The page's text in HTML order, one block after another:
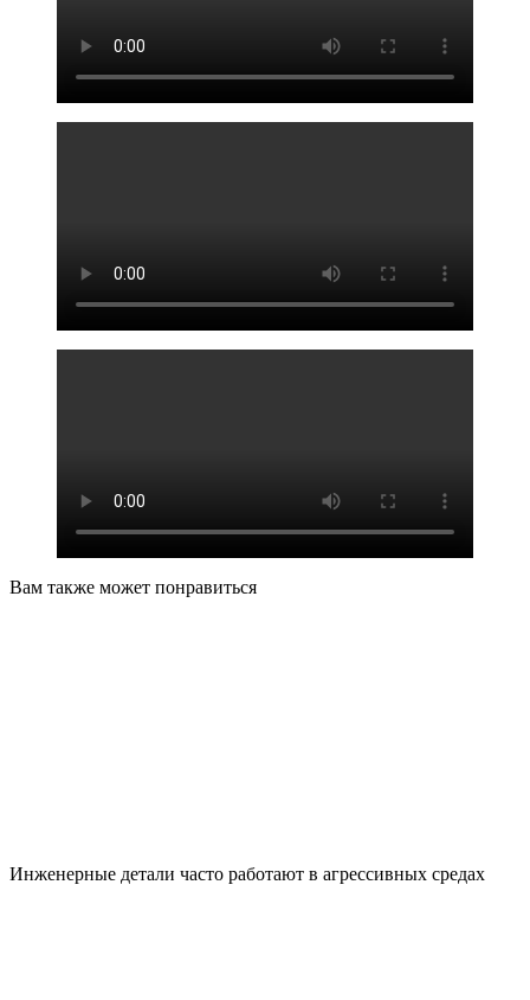
Вам также может понравиться
Инженерные детали часто работают в агрессивных средах